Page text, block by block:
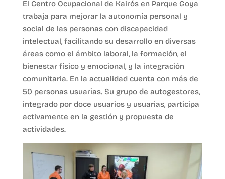
El Centro Ocupacional de Kairós en Parque Goya
trabaja para mejorar la autonomía personal y
social de las personas con discapacidad
intelectual, facilitando su desarrollo en diversas
áreas como el ámbito laboral, la formación, el
bienestar físico y emocional, y la integración
comunitaria. En la actualidad cuenta con más de
50 personas usuarias. Su grupo de autogestores,
integrado por doce usuarios y usuarias, participa
activamente en la gestión y propuesta de
actividades.